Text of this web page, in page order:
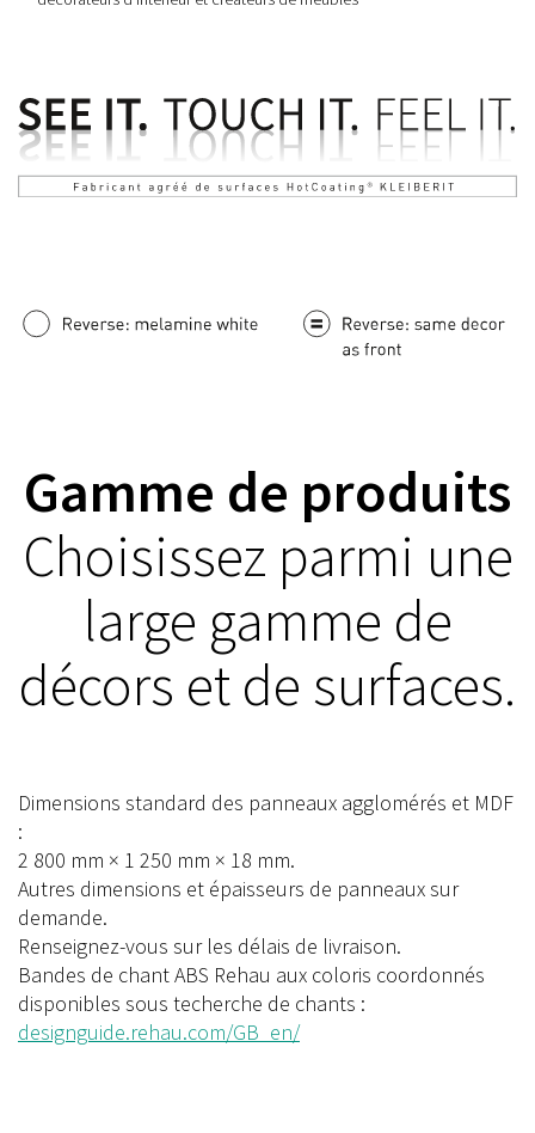
Gamme de produits
Choisissez parmi une
large gamme de
décors et de surfaces.
Dimensions standard des panneaux agglomérés et MDF
:
2 800 mm × 1 250 mm × 18 mm.
Autres dimensions et épaisseurs de panneaux sur
demande.
Renseignez-vous sur les délais de livraison.
Bandes de chant ABS Rehau aux coloris coordonnés
disponibles sous techerche de chants :
designguide.rehau.com/GB_en/